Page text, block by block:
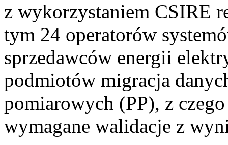
z wykorzystaniem CSIRE
tym 24 operatorów
sprzedawców energii
podmiotów migracja
pomiarowych (PP), z
wymagane walidacje z